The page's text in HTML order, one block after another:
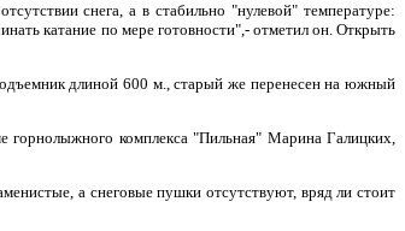
снега, а в стабильно "нулевой" температуре:
катание по мере готовности",- отметил он. Открыть
длиной 600 м., старый же перенесен на южный
горнолыжного комплекса "Пильная" Марина Галицких,
а снеговые пушки отсутствуют, вряд ли стоит